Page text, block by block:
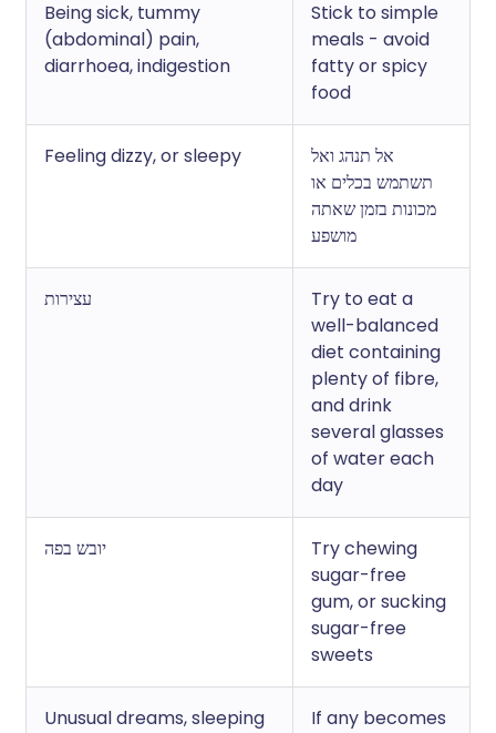
Being sick, tummy
(abdominal) pain,
diarrhoea, indigestion
Stick to simple
meals - avoid
fatty or spicy
food
Feeling dizzy, or sleepy
אל תנהג ואל
תשתמש בכלים או
מכונות בזמן שאתה
מושפע
עצירות
Try to eat a
well-balanced
diet containing
plenty of fibre,
and drink
several glasses
of water each
day
יובש בפה
Try chewing
sugar-free
gum, or sucking
sugar-free
sweets
Unusual dreams, sleeping
If any becomes